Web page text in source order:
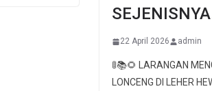
22 April 2026 admin
🚦📚🌻 LARANGAN
LONCENG DI LEHER